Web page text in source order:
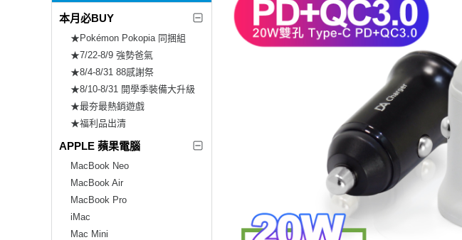
本月必BUY
★Pokémon Pokopia 同捆組
★7/22-8/9 強勢爸氣
★8/4-8/31 88感謝祭
★8/10-8/31 開學季裝備大升級
★最夯最熱銷遊戲
★福利品出清
APPLE 蘋果電腦
MacBook Neo
MacBook Air
MacBook Pro
iMac
Mac Mini